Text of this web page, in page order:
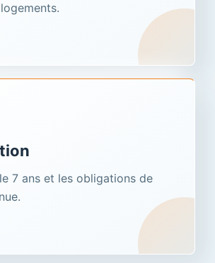
7 ans et les obligations de